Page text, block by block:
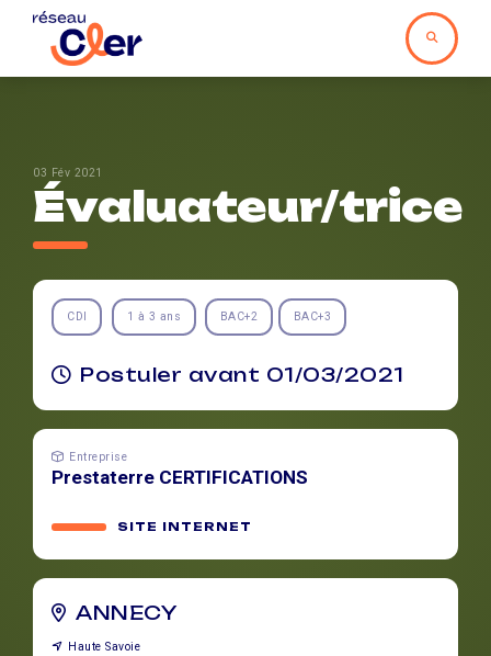
03 Fév 2021
Évaluateur/trice
CDI 1 à 3 ans BAC+2 BAC+3
Postuler avant 01/03/2021
Entreprise
Prestaterre CERTIFICATIONS
SITE INTERNET
ANNECY
Haute Savoie